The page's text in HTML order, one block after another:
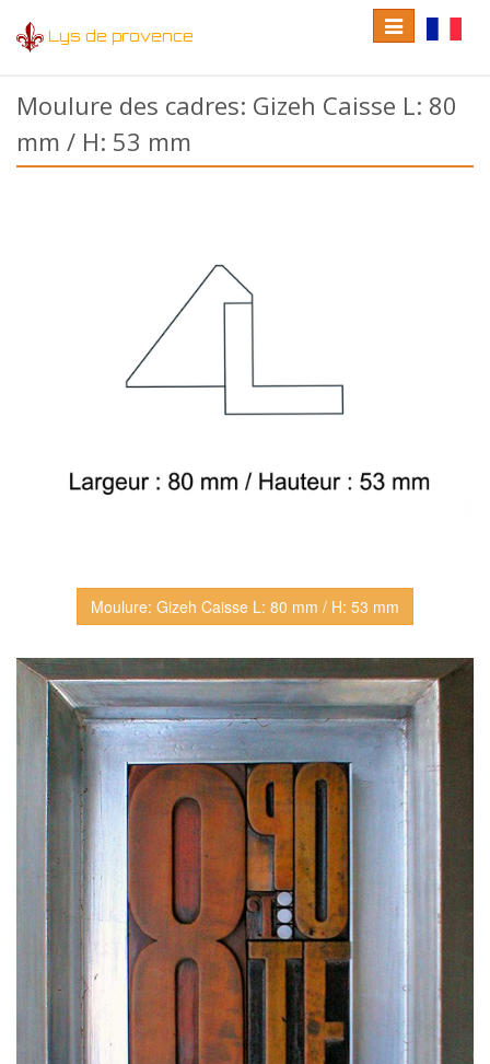
Lys de provence
language
Toggle
navigation
Moulure des cadres: Gizeh Caisse L: 80
mm / H: 53 mm
Moulure: Gizeh Caisse L: 80 mm / H: 53 mm